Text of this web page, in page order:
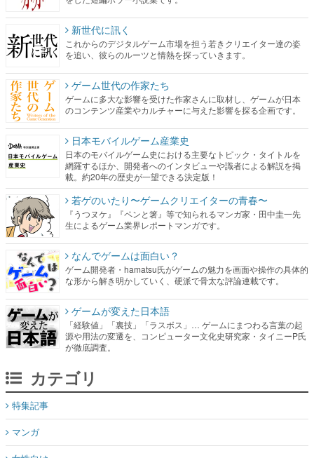
新世代に訊く
これからのデジタルゲーム市場を担う若きクリエイター達の姿
を追い、彼らのルーツと情熱を探っていきます。
ゲーム世代の作家たち
ゲームに多大な影響を受けた作家さんに取材し、ゲームが日本
のコンテンツ産業やカルチャーに与えた影響を探る企画です。
日本モバイルゲーム産業史
日本のモバイルゲーム史における主要なトピック・タイトルを
網羅するほか、開発者へのインタビューや識者による解説を掲
載。約20年の歴史が一望できる決定版！
若ゲのいたり〜ゲームクリエイターの青春〜
『うつヌケ』『ペンと箸』等で知られるマンガ家・田中圭一先
生によるゲーム業界レポートマンガです。
なんでゲームは面白い？
ゲーム開発者・hamatsu氏がゲームの魅力を画面や操作の具体的
な形から解き明かしていく、硬派で骨太な評論連載です。
ゲームが変えた日本語
「経験値」「裏技」「ラスボス」… ゲームにまつわる言葉の起
源や用法の変遷を、コンピューター文化史研究家・タイニーP氏
が徹底調査。
カテゴリ
特集記事
マンガ